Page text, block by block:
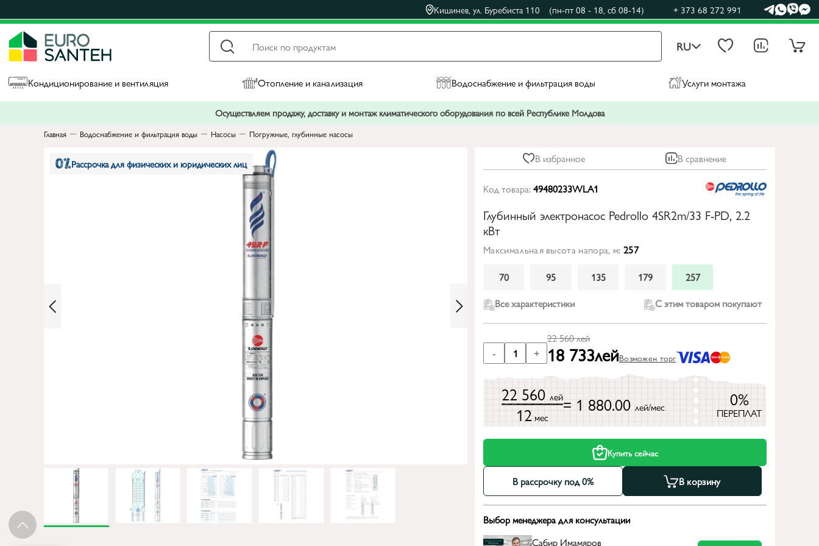
Кишинев, ул. Буребиста 110 (пн-пт 08 - 18, сб 08-14) + 373 68 272 991
RU
Кондиционирование и вентиляция Отопление и канализация Водоснабжение и фильтрация воды Услуги монтажа
Осуществляем продажу, доставку и монтаж климатического оборудования по всей Республике Молдова
Главная Водоснабжение и фильтрация воды Насосы Погружные, глубинные насосы
Рассрочка для физических и юридических лиц В избранное В сравнение
Код товара:49480233WLA1
Глубинный электронасос Pedrollo 4SR2m/33 F-PD, 2.2
кВт
Максимальная высота напора, м: 257
70
95 135 179
257
Все характеристики
С этим товаром покупают
- 1 +
22 560лей
18 733лейВозможен торг
22 560 лей
12мес
= 1 880.00 лей/мес 0%
ПЕРЕПЛАТ
Купить сейчас
В рассрочку под 0% В корзину
Выбор менеджера для консультации
Сабир Имамяров